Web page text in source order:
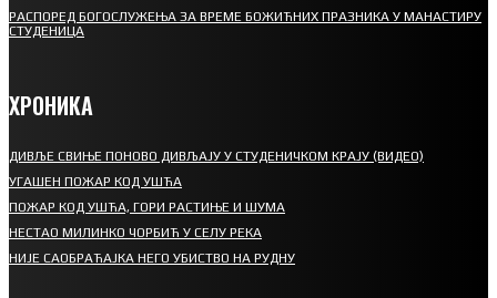
РАСПОРЕД БОГОСЛУЖЕЊА ЗА ВРЕМЕ БОЖИЋНИХ ПРАЗНИКА У МАНАСТИРУ
СТУДЕНИЦА
ХРОНИКА
ДИВЉЕ СВИЊЕ ПОНОВО ДИВЉАЈУ У СТУДЕНИЧКОМ КРАЈУ (ВИДЕО)
УГАШЕН ПОЖАР КОД УШЋА
ПОЖАР КОД УШЋА, ГОРИ РАСТИЊЕ И ШУМА
НЕСТАО МИЛИНКО ЧОРБИЋ У СЕЛУ РЕКА
НИЈЕ САОБРАЋАЈКА НЕГО УБИСТВО НА РУДНУ